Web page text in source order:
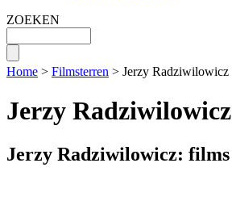
ZOEKEN
Home > Filmsterren > Jerzy Radziwilowicz
Jerzy Radziwilowicz
Jerzy Radziwilowicz: films